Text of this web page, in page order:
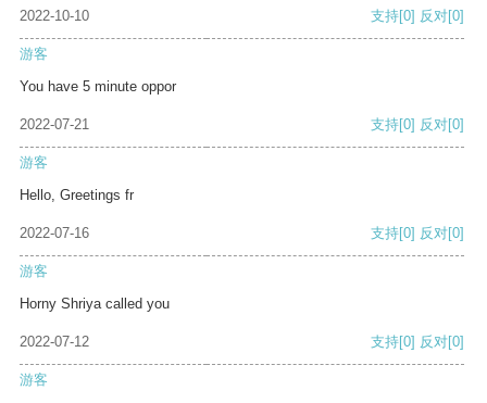
2022-10-10 支持[0] 反对[0]
游客
You have 5 minute oppor
2022-07-21 支持[0] 反对[0]
游客
Hello, Greetings fr
2022-07-16 支持[0] 反对[0]
游客
Horny Shriya called you
2022-07-12 支持[0] 反对[0]
游客